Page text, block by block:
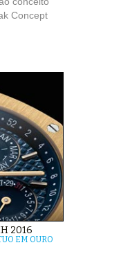
Concept
2016
EM OURO